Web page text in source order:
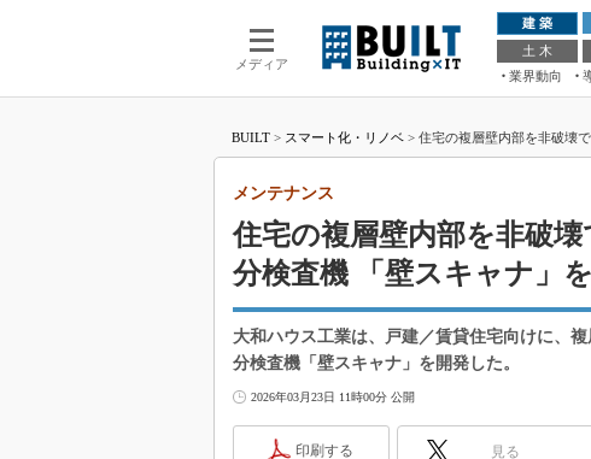
メディア
建 築
土 木
業界動向
ドロ
ムチ
VR
BUILT > スマート化・リノベ > 住宅の複層壁内部を非破壊
住宅の複層壁内部を非破
分検査機 「壁スキャナ」
メンテナンス
大和ハウス工業は、戸建／賃貸住宅向けに、
分検査機「壁スキャナ」を開発した。
2026年03月23日 11時00分 公開
印刷する 見る